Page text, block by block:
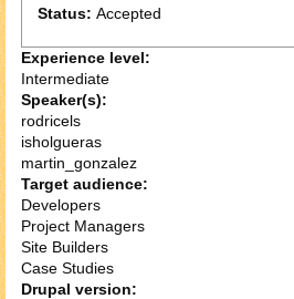
Status: Accepted
Experience level:
Intermediate
Speaker(s):
rodricels
isholgueras
martin_gonzalez
Target audience:
Developers
Project Managers
Site Builders
Case Studies
Drupal version: